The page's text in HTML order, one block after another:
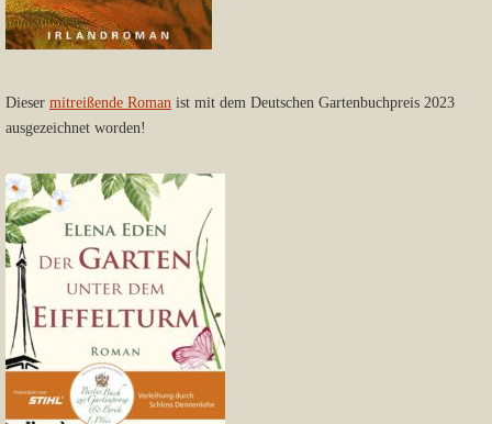
Dieser mitreißende Roman ist mit dem Deutschen Gartenbuchpreis 2023
ausgezeichnet worden!